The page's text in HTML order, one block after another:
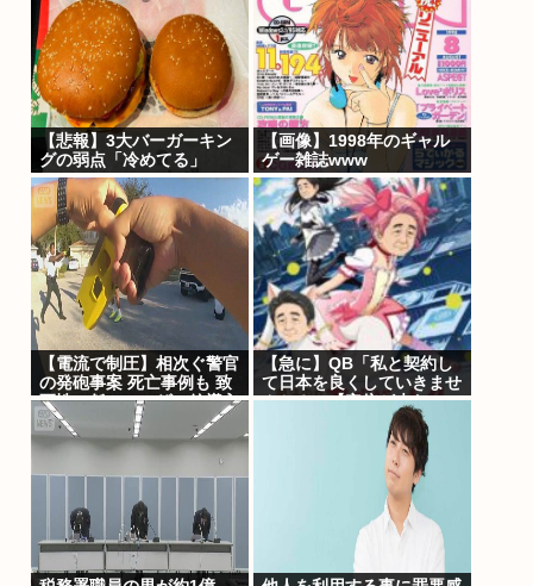
【悲報】3大バーガーキン
グの弱点「冷めてる」
【画像】1998年のギャル
ゲー雑誌www
【電流で制圧】相次ぐ警官
の発砲事案 死亡事例も 致
死性の低いテーザー銃導入
指摘
【急に】QB「私と契約し
て日本を良くしていきませ
んか？」【安倍が来たの